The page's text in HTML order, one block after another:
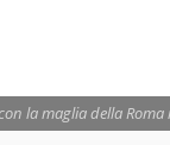
la maglia della Roma